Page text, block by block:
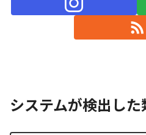
システムが検出し